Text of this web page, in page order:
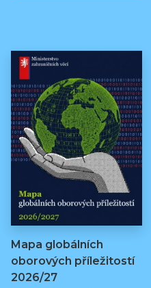
Mapa globálních
oborových příležitostí
2026/27